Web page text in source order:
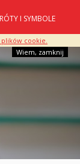
cookie.
Wiem, zamknij
I SYMBOLE